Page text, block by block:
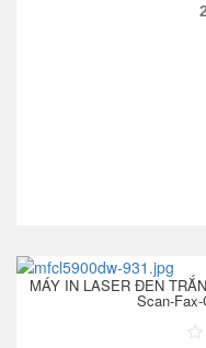
MÁY IN LASER ĐEN
Scan-